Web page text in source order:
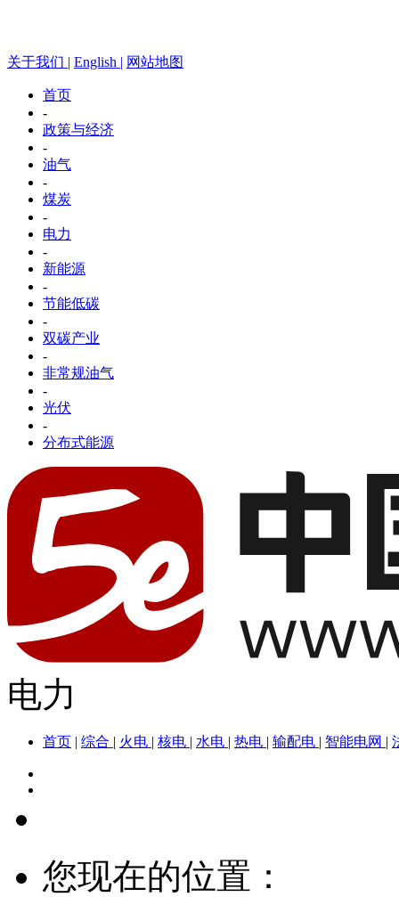
关于我们 | English | 网站地图
首页
-
政策与经济
-
油气
-
煤炭
-
电力
-
新能源
-
节能低碳
-
双碳产业
-
非常规油气
-
光伏
-
分布式能源
电力
首页 | 综合 | 火电 | 核电 | 水电 | 热电 | 输配电 | 智能电网 |
您现在的位置：